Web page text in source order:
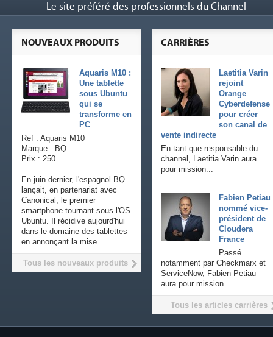
Le site préféré des professionnels du Channel
CARRIÈRES
Laetitia Varin
rejoint
Orange
Cyberdefense
pour créer
son canal de
vente indirecte
En tant que responsable du
channel, Laetitia Varin aura
pour mission...
Fabien Petiau
nommé vice-
président de
Cloudera
France
Passé
notamment par Checkmarx et
ServiceNow, Fabien Petiau
aura pour mission...
Tous les articles carrières
NOUVEAUX PRODUITS
Aquaris M10 :
Une tablette
sous Ubuntu
qui se
transforme en
PC
Ref : Aquaris M10
Marque : BQ
Prix : 250
En juin dernier, l'espagnol BQ
lançait, en partenariat avec
Canonical, le premier
smartphone tournant sous l'OS
Ubuntu. Il récidive aujourd'hui
dans le domaine des tablettes
en annonçant la mise...
Tous les nouveaux produits